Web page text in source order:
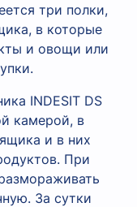
три полки,
в которые
и овощи или
INDESIT DS
камерой, в
и в них
При
За сутки